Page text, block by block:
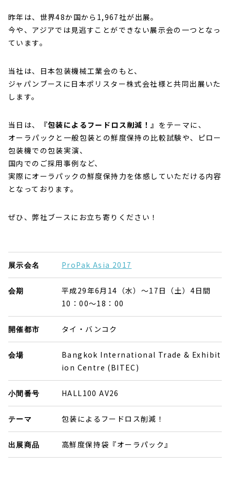
昨年は、世界48か国から1,967社が出展。
今や、アジアでは見逃すことができない展示会の一つとなっ
ています。
当社は、日本包装機械工業会のもと、
ジャパンブースに日本ポリスター株式会社様と共同出展いた
します。
当日は、 『包装によるフードロス削減！』 をテーマに、
オーラパックと一般包装との鮮度保持の比較試験や、ピロー
包装機での包装実演、
国内でのご採用事例など、
実際にオーラパックの鮮度保持力を体感していただける内容
となっております。
ぜひ、弊社ブースにお立ち寄りください！
展示会名 ProPak Asia 2017
会期
平成29年6月14（水）～17日（土）4日間
10：00～18：00
開催都市 タイ・バンコク
会場
Bangkok International Trade & Exhibit
ion Centre (BITEC)
小間番号 HALL100 AV26
テーマ 包装によるフードロス削減！
出展商品 高鮮度保持袋『オーラパック』